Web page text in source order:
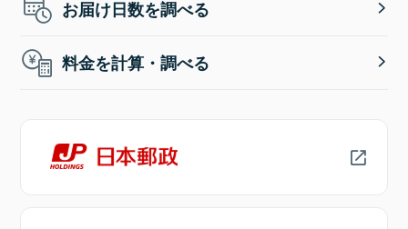
お届け日数を調べる
料金を計算・調べる